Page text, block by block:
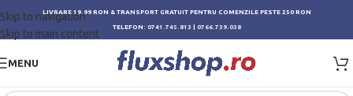
Skip to navigation
Skip to main content
LIVRARE 19.99 RON & TRANSPORT GRATUIT PENTRU COMENZILE PESTE 250 RON
TELEFON: 0741.745.813 0766.739.038
MENU